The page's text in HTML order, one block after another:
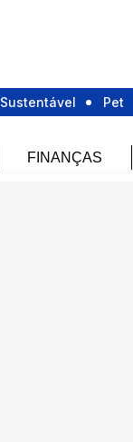
Sustentável Pet
FINANÇAS